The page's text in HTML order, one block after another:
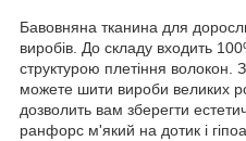
Бавовняна тканина для
виробів. До складу входить
структурою плетіння волокон.
можете шити вироби великих
дозволить вам зберегти
ранфорс м'який на дотик і